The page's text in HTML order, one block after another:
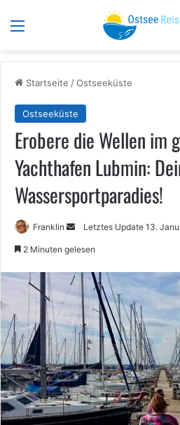
Menü
Startseite /Ostseeküste
Ostseeküste
Erobere die Wellen im
Yachthafen Lubmin:
Wassersportparadies!
Franklin
Sende
E-
Mail
Letztes Update 13.
2 Minuten gelesen